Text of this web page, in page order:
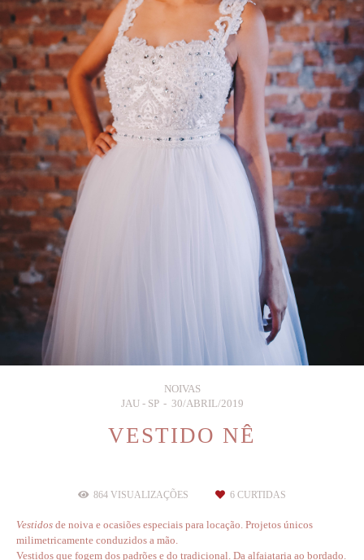
NOIVAS
JAU - SP
30/ABRIL/2019
VESTIDO NÊ
864 VISUALIZAÇÕES 6 CURTIDAS
Vestidos de noiva e ocasiões especiais para locação. Projetos únicos
milimetricamente conduzidos a mão.
Vestidos que fogem dos padrões e do tradicional. Da alfaiataria ao bordado.